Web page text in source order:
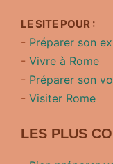
LE SITE POUR :
- Préparer son
- Vivre à Rome
- Préparer son
- Visiter Rome
LES PLUS